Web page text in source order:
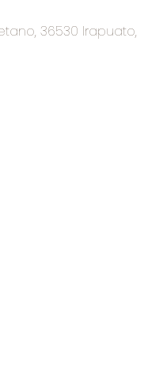
36530 Irapuato,